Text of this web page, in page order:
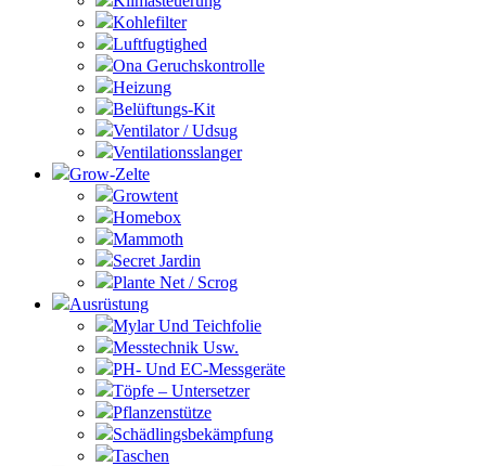
Kohlefilter
Luftfugtighed
Ona Geruchskontrolle
Heizung
Belüftungs-Kit
Ventilator / Udsug
Ventilationsslanger
Grow-Zelte
Growtent
Homebox
Mammoth
Secret Jardin
Plante Net / Scrog
Ausrüstung
Mylar Und Teichfolie
Messtechnik Usw.
PH- Und EC-Messgeräte
Töpfe – Untersetzer
Pflanzenstütze
Schädlingsbekämpfung
Taschen